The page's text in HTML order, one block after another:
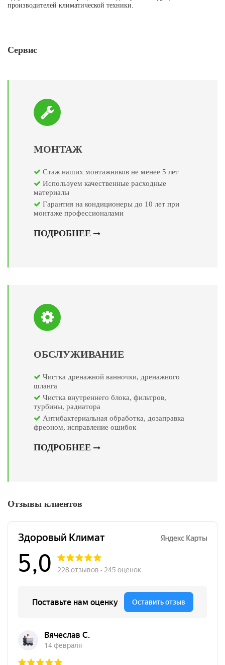
производителей климатической техники.
Сервис
МОНТАЖ
Стаж наших монтажников не менее 5 лет
Используем качественные расходные
материалы
Гарантия на кондиционеры до 10 лет при
монтаже профессионалами
ПОДРОБНЕЕ
ОБСЛУЖИВАНИЕ
Чистка дренажной ванночки, дренажного
шланга
Чистка внутреннего блока, фильтров,
турбины, радиатора
Антибактериальная обработка, дозаправка
фреоном, исправление ошибок
ПОДРОБНЕЕ
Отзывы клиентов